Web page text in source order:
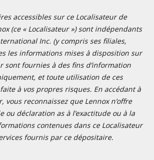
accessibles sur ce Localisateur de
(ce « Localisateur ») sont indépendants
Inc. (y compris ses filiales,
les informations mises à disposition sur
sont fournies à des fins d’information
et toute utilisation de ces
à vos propres risques. En accédant à
vous reconnaissez que Lennox n’offre
ou déclaration as à l’exactitude ou à la
contenues dans ce Localisateur
fournis par ce dépositaire.